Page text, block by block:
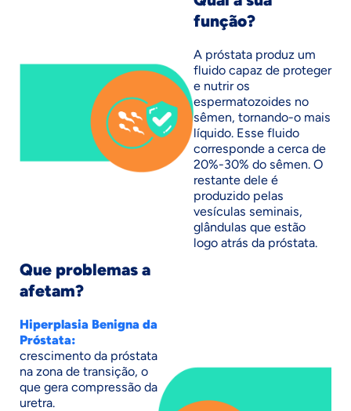
função?
A próstata produz um
fluido capaz de proteger
e nutrir os
espermatozoides no
sêmen, tornando-o mais
líquido. Esse fluido
corresponde a cerca de
20%-30% do sêmen. O
restante dele é
produzido pelas
vesículas seminais,
glândulas que estão
logo atrás da próstata.
Que problemas a
afetam?
Hiperplasia Benigna da
Próstata:
crescimento da próstata
na zona de transição, o
que gera compressão da
uretra.